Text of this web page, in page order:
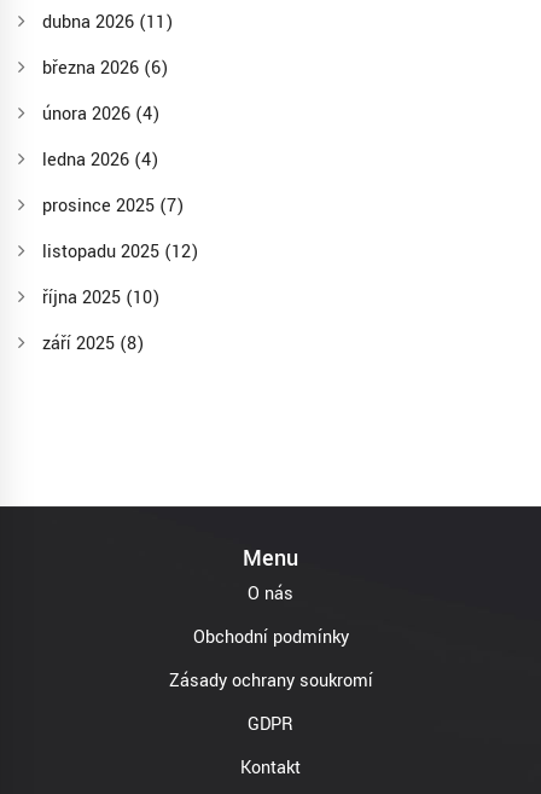
dubna 2026 (11)
března 2026 (6)
února 2026 (4)
ledna 2026 (4)
prosince 2025 (7)
listopadu 2025 (12)
října 2025 (10)
září 2025 (8)
Menu
O nás
Obchodní podmínky
Zásady ochrany soukromí
GDPR
Kontakt